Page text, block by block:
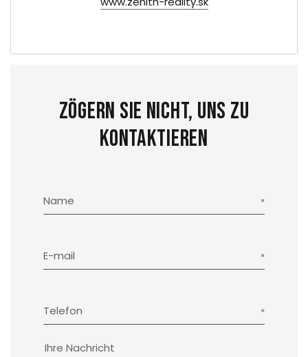
Zögern Sie nicht, uns zu
kontaktieren
Name
E-mail
Telefon